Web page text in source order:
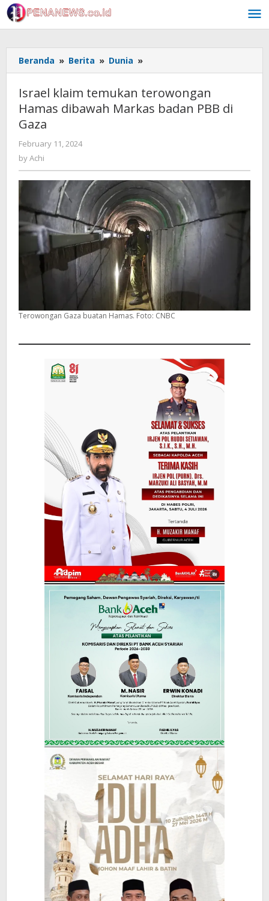
Skip
to
content
Beranda » Berita » Dunia »
klaim
terowongan
Hamas
di
Gaza
Israel klaim temukan terowongan
Hamas dibawah Markas badan PBB di
Gaza
February 11, 2024
byAchi
Terowongan Gaza buatan Hamas. Foto: CNBC